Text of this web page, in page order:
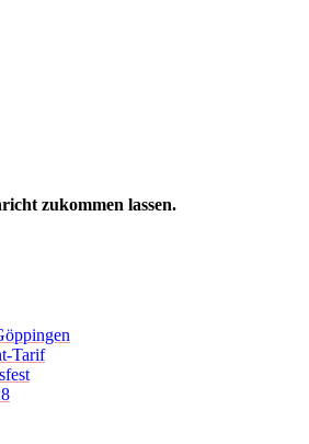
zukommen lassen.
Tarif